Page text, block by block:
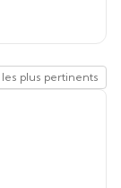
les plus pertinents